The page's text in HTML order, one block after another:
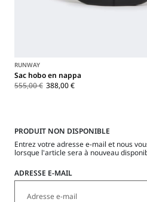
RUNWAY
Sac hobo en nappa
555,00 € 388,00 €
PRODUIT NON DISPONIBLE
Entrez votre adresse e-mail et nous
lorsque l'article sera à nouveau
ADRESSE E-MAIL